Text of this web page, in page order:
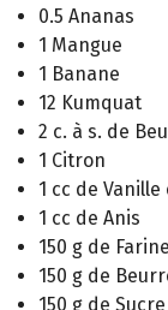
0.5 Ananas
1 Mangue
1 Banane
12 Kumquat
2 c. à s. de
1 Citron
1 cc de
1 cc de Anis
150 g de
150 g de
150 g de